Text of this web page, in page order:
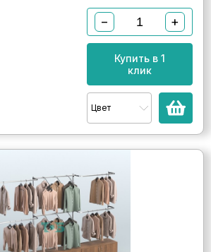
− +
Купить в 1
клик
Цвет